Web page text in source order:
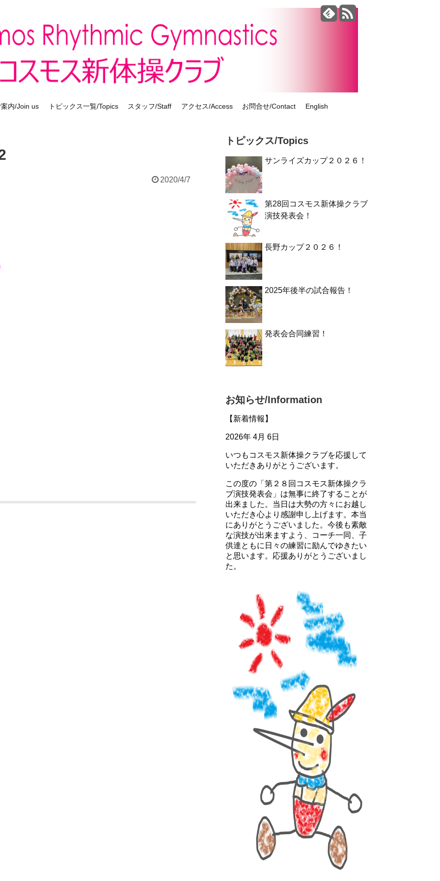
内/Join us トピックス一覧/Topics スタッフ/Staff アクセス/Access お問合せ/Contact English
2020/4/7
トピックス/Topics
サンライズカップ２０２６！
第28回コスモス新体操クラブ
演技発表会！
長野カップ２０２６！
2025年後半の試合報告！
発表会合同練習！
お知らせ/Information
【新着情報】
2026年 4月 6日
いつもコスモス新体操クラブを応援して
いただきありがとうございます。
この度の「第２８回コスモス新体操クラ
ブ演技発表会」は無事に終了することが
出来ました。当日は大勢の方々にお越し
いただき心より感謝申し上げます。本当
にありがとうございました。今後も素敵
な演技が出来ますよう、コーチ一同、子
供達ともに日々の練習に励んでゆきたい
と思います。応援ありがとうございまし
た。